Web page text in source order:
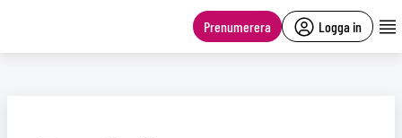
Prenumerera Logga in